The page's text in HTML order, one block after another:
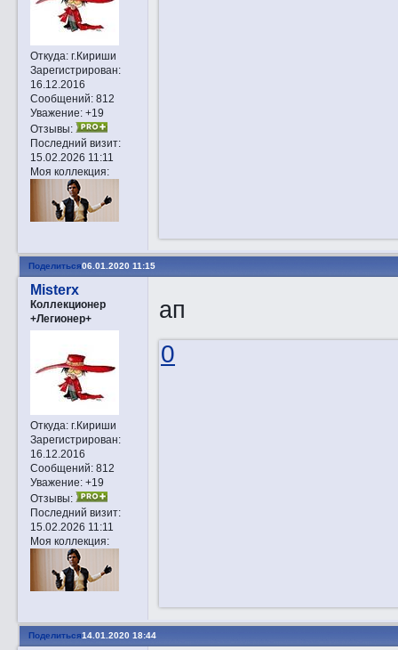
Откуда:г.Кириши
Зарегистрирован:
16.12.2016
Сообщений:812
Уважение: +19
Отзывы:
Последний визит:
15.02.2026 11:11
Моя коллекция:
Поделиться06.01.2020 11:15
Misterx
Коллекционер
+Легионер+
Откуда:г.Кириши
Зарегистрирован:
16.12.2016
Сообщений:812
Уважение: +19
Отзывы:
Последний визит:
15.02.2026 11:11
Моя коллекция:
ап
0
Поделиться14.01.2020 18:44